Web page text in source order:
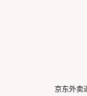
京东外卖